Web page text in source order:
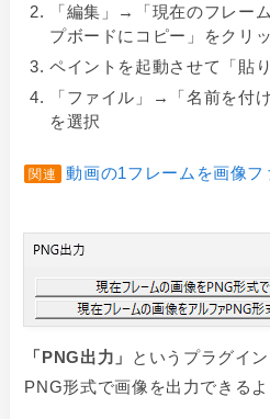
「編集」→「現在のフレー
プボードにコピー」をクリ
ペイントを起動させて「貼
「ファイル」→「名前を付
を選択
関連 動画の1フレームを画像
「PNG出力」
というプラグイ
PNG形式で画像を出力できるよ